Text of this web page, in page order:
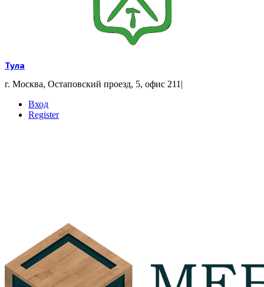
Тула
г. Москва, Остаповский проезд, 5, офис 211 |
Вход
Register